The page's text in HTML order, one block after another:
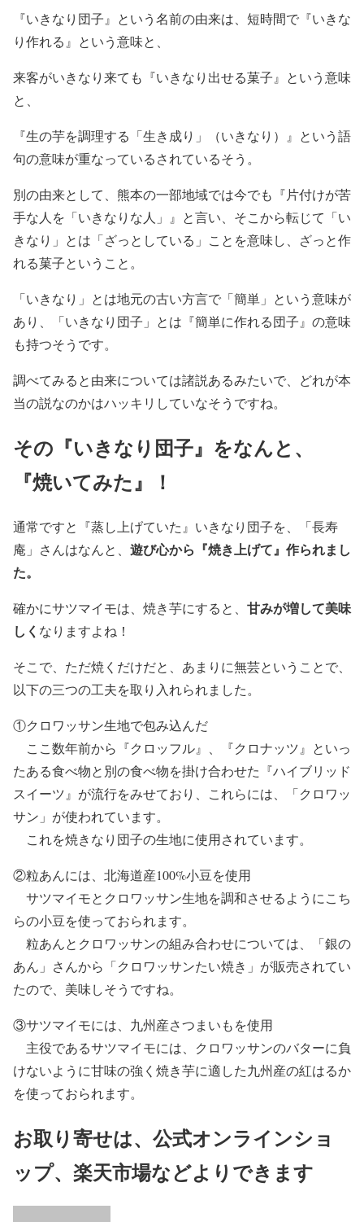
『いきなり団子』という名前の由来は、短時間で『いきな
り作れる』という意味と、
来客がいきなり来ても『いきなり出せる菓子』という意味
と、
『生の芋を調理する「生き成り」（いきなり）』という語
句の意味が重なっているされているそう。
別の由来として、熊本の一部地域では今でも『片付けが苦
手な人を「いきなりな人」』と言い、そこから転じて「い
きなり」とは「ざっとしている」ことを意味し、ざっと作
れる菓子ということ。
「いきなり」とは地元の古い方言で「簡単」という意味が
あり、「いきなり団子」とは『簡単に作れる団子』の意味
も持つそうです。
調べてみると由来については諸説あるみたいで、どれが本
当の説なのかはハッキリしていなそうですね。
その『いきなり団子』をなんと、
『焼いてみた』！
通常ですと『蒸し上げていた』いきなり団子を、「長寿
庵」さんはなんと、 遊び心から『焼き上げて』作られまし
た。
確かにサツマイモは、焼き芋にすると、 甘みが増して美味
しく なりますよね！
そこで、ただ焼くだけだと、あまりに無芸ということで、
以下の三つの工夫を取り入れられました。
①クロワッサン生地で包み込んだ
ここ数年前から『クロッフル』、『クロナッツ』といっ
たある食べ物と別の食べ物を掛け合わせた『ハイブリッド
スイーツ』が流行をみせており、これらには、「クロワッ
サン」が使われています。
これを焼きなり団子の生地に使用されています。
②粒あんには、北海道産100%小豆を使用
サツマイモとクロワッサン生地を調和させるようにこち
らの小豆を使っておられます。
粒あんとクロワッサンの組み合わせについては、「銀の
あん」さんから「クロワッサンたい焼き」が販売されてい
たので、美味しそうですね。
③サツマイモには、九州産さつまいもを使用
主役であるサツマイモには、クロワッサンのバターに負
けないように甘味の強く焼き芋に適した九州産の紅はるか
を使っておられます。
お取り寄せは、公式オンラインショ
ップ、楽天市場などよりできます